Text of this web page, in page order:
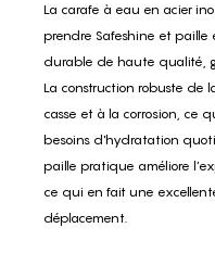
La carafe à eau en acier
prendre Safeshine et
durable de haute qualité,
La construction robuste de
casse et à la corrosion, ce
besoins d'hydratation
paille pratique améliore
ce qui en fait une
déplacement.